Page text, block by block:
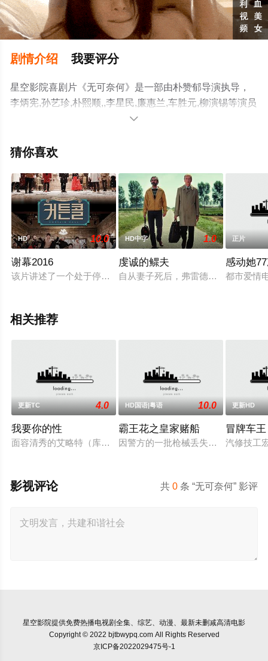
剧情介绍 我要评分
星空影院喜剧片《无可奈何》是一部由朴赞郁导演执导，
李炳宪,孙艺珍,朴熙顺,,李星民,廉惠兰,车胜元,柳演锡等演员
精彩演绎的韩国电影，手机免费观看高清无删减完整版电
电视猫或剧情网等平台了解。

猜你喜欢
HD 10.0
谢幕2016
该片讲述了一个处于停业危机的三流剧团，为了剧团而表演最
HD中字 1.0
虔诚的鳏夫
自从妻子死后，弗雷德（东尼·卡斯
正片
感动她
都市爱情
相关推荐
更新TC 4.0
我要你的性
面容清秀的艾略特（库珀·霍夫曼 Cooper Hoffman 饰）在著名
HD国语|粤语 10.0
霸王花之皇家赌船
因警方的一批枪械丢失，飞虎队简sir
更新HD
冒牌车王
汽修技工
共0 条 “无可奈何” 影评
影视评论
星空影院提供免费热播电视剧全集、综艺、动漫、最新未删减高清电影
Copyright © 2022 bjtbwypq.com All Rights Reserved
京ICP备2022029475号-1